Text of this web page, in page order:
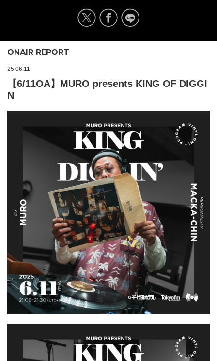
ONAIR REPORT
25.06.11
【6/11OA】MURO presents KING OF DIGGI
N